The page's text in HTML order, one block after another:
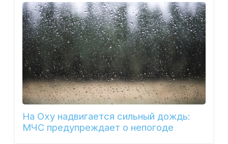
На Оху надвигается сильный дождь:
МЧС предупреждает о непогоде